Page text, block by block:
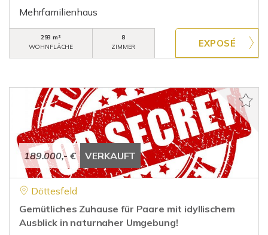
Mehrfamilienhaus
293 m²
WOHNFLÄCHE
8
ZIMMER
189.000,- € VERKAUFT
Döttesfeld
Gemütliches Zuhause für Paare mit idyllischem
Ausblick in naturnaher Umgebung!